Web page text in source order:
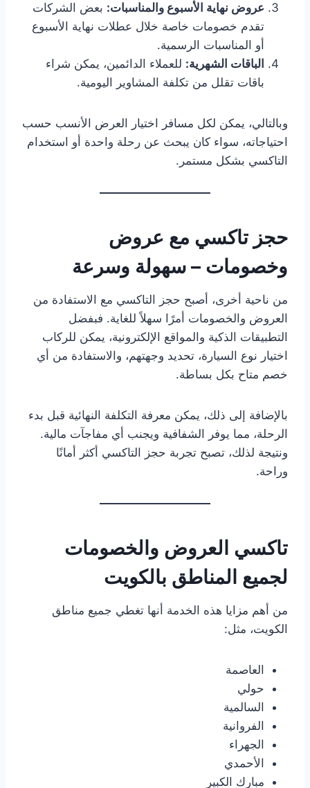
عروض نهاية الأسبوع والمناسبات: بعض الشركات
تقدم خصومات خاصة خلال عطلات نهاية الأسبوع
أو المناسبات الرسمية.
الباقات الشهرية: للعملاء الدائمين، يمكن شراء
باقات تقلل من تكلفة المشاوير اليومية.
وبالتالي، يمكن لكل مسافر اختيار العرض الأنسب حسب
احتياجاته، سواء كان يبحث عن رحلة واحدة أو استخدام
التاكسي بشكل مستمر.
حجز تاكسي مع عروض
وخصومات – سهولة وسرعة
من ناحية أخرى، أصبح حجز التاكسي مع الاستفادة من
العروض والخصومات أمرًا سهلاً للغاية. فبفضل
التطبيقات الذكية والمواقع الإلكترونية، يمكن للركاب
اختيار نوع السيارة، تحديد وجهتهم، والاستفادة من أي
خصم متاح بكل بساطة.
بالإضافة إلى ذلك، يمكن معرفة التكلفة النهائية قبل بدء
الرحلة، مما يوفر الشفافية ويجنب أي مفاجآت مالية.
ونتيجة لذلك، تصبح تجربة حجز التاكسي أكثر أمانًا
وراحة.
تاكسي العروض والخصومات
لجميع المناطق بالكويت
من أهم مزايا هذه الخدمة أنها تغطي جميع مناطق
الكويت، مثل:
العاصمة
حولي
السالمية
الفروانية
الجهراء
الأحمدي
مبارك الكبير